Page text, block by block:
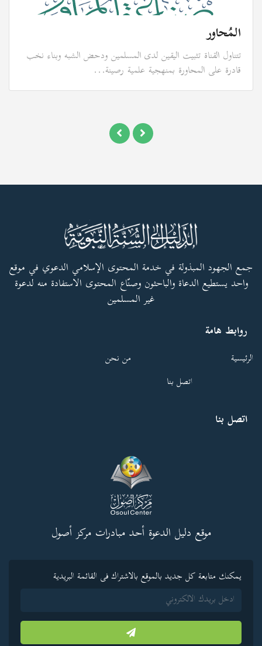
المُحاور
تتناول القناة تثبيت اليقين لدى المسلمين ودحض الشبه وبناء نخب
قادرة على المحاورة بمنهجية علمية رصينة...
جمع الجهود المبذولة في خدمة المحتوى الإسلامي الدعوي في موقع
واحد يستطيع الدعاة والباحثون وصنّاع المحتوى الاستفادة منه لدعوة
غير المسلمين
روابط هامة
الرئيسية
من نحن
اتصل بنا
اتصل بنا
موقع دليل الدعوة أحد مبادرات مركز أصول
يمكنك متابعة كل جديد بالموقع بالاشتراك فى القائمة البريدية